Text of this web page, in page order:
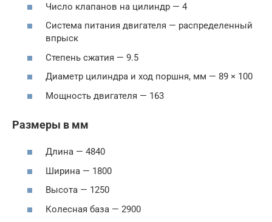
Число клапанов на цилиндр — 4
Система питания двигателя — распределенный
впрыск
Степень сжатия — 9.5
Диаметр цилиндра и ход поршня, мм — 89 × 100
Мощность двигателя — 163
Размеры в мм
Длина — 4840
Ширина — 1800
Высота — 1250
Колесная база — 2900